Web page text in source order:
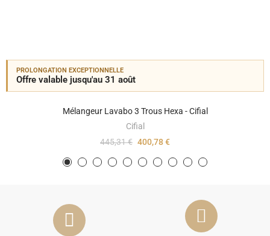
PROLONGATION EXCEPTIONNELLE
Offre valable jusqu'au 31 août
Mélangeur Lavabo 3 Trous Hexa - Cifial
Cifial
445,31 € 400,78 €